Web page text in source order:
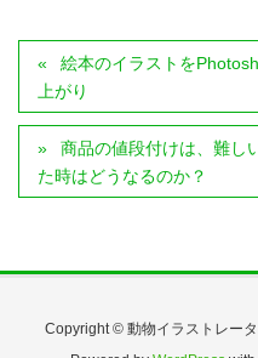
絵本のイラストを
上がり
商品の値段付けは、難し
た時はどうなるのか？
Copyright © 動物イラストレー